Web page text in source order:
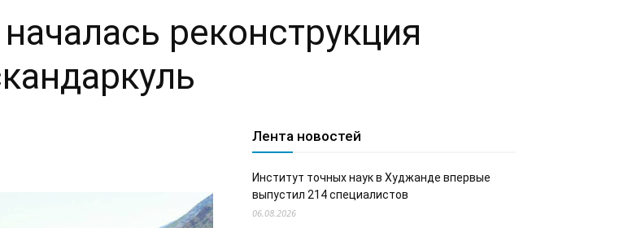
реконструкция
Лента новостей
Институт точных наук в Худжанде впервые
выпустил 214 специалистов
06.08.2026